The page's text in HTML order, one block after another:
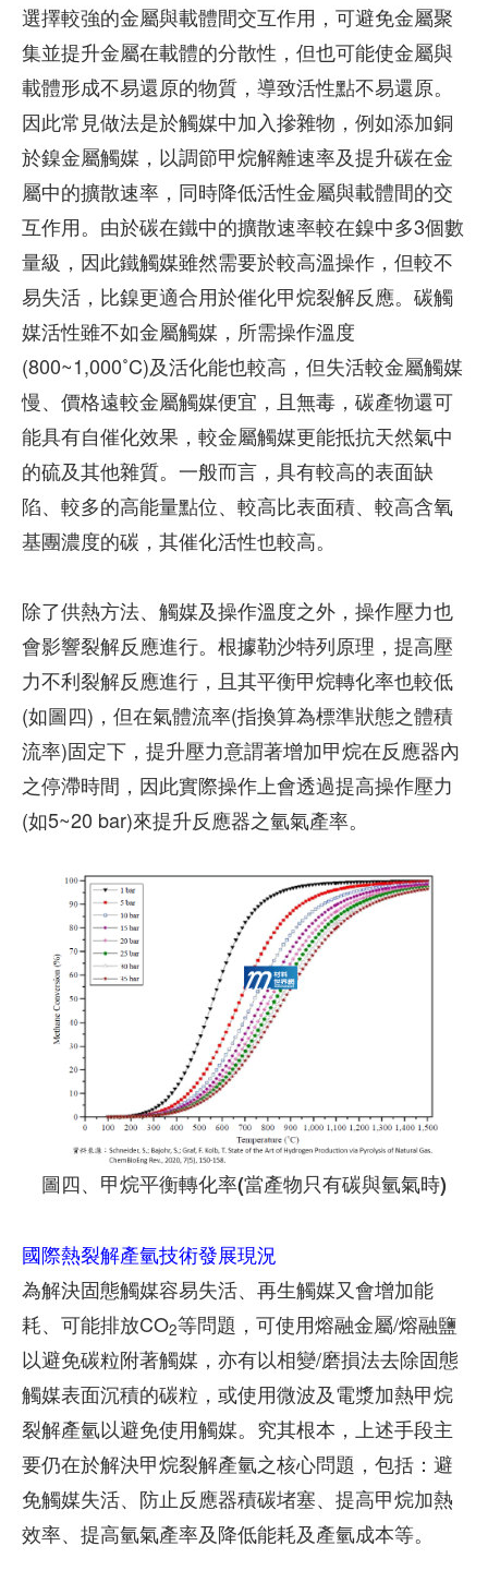
選擇較強的金屬與載體間交互作用，可避免金屬聚
集並提升金屬在載體的分散性，但也可能使金屬與
載體形成不易還原的物質，導致活性點不易還原。
因此常見做法是於觸媒中加入摻雜物，例如添加銅
於鎳金屬觸媒，以調節甲烷解離速率及提升碳在金
屬中的擴散速率，同時降低活性金屬與載體間的交
互作用。由於碳在鐵中的擴散速率較在鎳中多3個數
量級，因此鐵觸媒雖然需要於較高溫操作，但較不
易失活，比鎳更適合用於催化甲烷裂解反應。碳觸
媒活性雖不如金屬觸媒，所需操作溫度
(800~1,000˚C)及活化能也較高，但失活較金屬觸媒
慢、價格遠較金屬觸媒便宜，且無毒，碳產物還可
能具有自催化效果，較金屬觸媒更能抵抗天然氣中
的硫及其他雜質。一般而言，具有較高的表面缺
陷、較多的高能量點位、較高比表面積、較高含氧
基團濃度的碳，其催化活性也較高。
除了供熱方法、觸媒及操作溫度之外，操作壓力也
會影響裂解反應進行。根據勒沙特列原理，提高壓
力不利裂解反應進行，且其平衡甲烷轉化率也較低
(如圖四)，但在氣體流率(指換算為標準狀態之體積
流率)固定下，提升壓力意謂著增加甲烷在反應器內
之停滯時間，因此實際操作上會透過提高操作壓力
(如5~20 bar)來提升反應器之氫氣產率。
圖四、甲烷平衡轉化率(當產物只有碳與氫氣時)
國際熱裂解產氫技術發展現況
為解決固態觸媒容易失活、再生觸媒又會增加能
耗、可能排放CO2等問題，可使用熔融金屬/熔融鹽
以避免碳粒附著觸媒，亦有以相變/磨損法去除固態
觸媒表面沉積的碳粒，或使用微波及電漿加熱甲烷
裂解產氫以避免使用觸媒。究其根本，上述手段主
要仍在於解決甲烷裂解產氫之核心問題，包括：避
免觸媒失活、防止反應器積碳堵塞、提高甲烷加熱
效率、提高氫氣產率及降低能耗及產氫成本等。